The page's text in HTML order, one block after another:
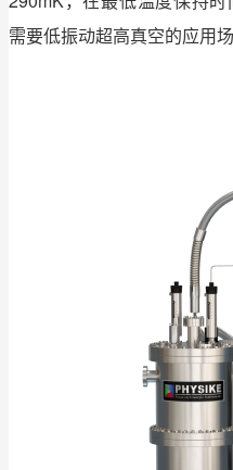
需要低振动超高真空的应用场